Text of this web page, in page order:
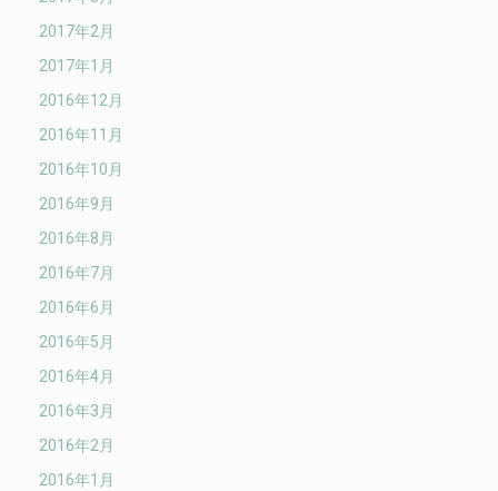
2017年2月
2017年1月
2016年12月
2016年11月
2016年10月
2016年9月
2016年8月
2016年7月
2016年6月
2016年5月
2016年4月
2016年3月
2016年2月
2016年1月